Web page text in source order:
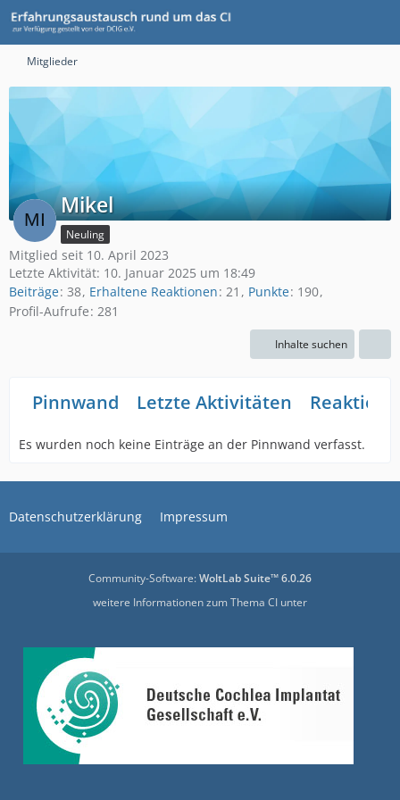
Mitglieder
Mikel
Neuling
Mitglied seit 10. April 2023
Letzte Aktivität: 10. Januar 2025 um 18:49
Beiträge 38 Erhaltene Reaktionen 21 Punkte 190
Profil-Aufrufe 281
Inhalte suchen
Pinnwand Letzte Aktivitäten
Es wurden noch keine Einträge an der Pinnwand verfasst.
Datenschutzerklärung Impressum
Community-Software:WoltLab Suite™ 6.0.26
weitere Informationen zum Thema CI unter